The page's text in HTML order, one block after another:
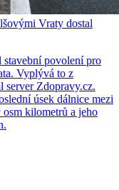
Vraty dostal
stavební povolení pro
Vyplývá to z
server Zdopravy.cz.
úsek dálnice mezi
osm kilometrů a jeho